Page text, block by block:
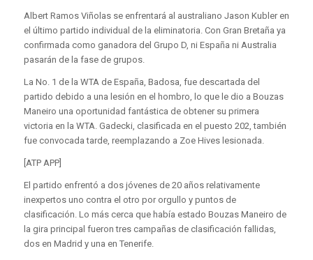
Albert Ramos Viñolas se enfrentará al australiano Jason Kubler en
el último partido individual de la eliminatoria. Con Gran Bretaña ya
confirmada como ganadora del Grupo D, ni España ni Australia
pasarán de la fase de grupos.
La No. 1 de la WTA de España, Badosa, fue descartada del
partido debido a una lesión en el hombro, lo que le dio a Bouzas
Maneiro una oportunidad fantástica de obtener su primera
victoria en la WTA. Gadecki, clasificada en el puesto 202, también
fue convocada tarde, reemplazando a Zoe Hives lesionada.
[ATP APP]
El partido enfrentó a dos jóvenes de 20 años relativamente
inexpertos uno contra el otro por orgullo y puntos de
clasificación. Lo más cerca que había estado Bouzas Maneiro de
la gira principal fueron tres campañas de clasificación fallidas,
dos en Madrid y una en Tenerife.